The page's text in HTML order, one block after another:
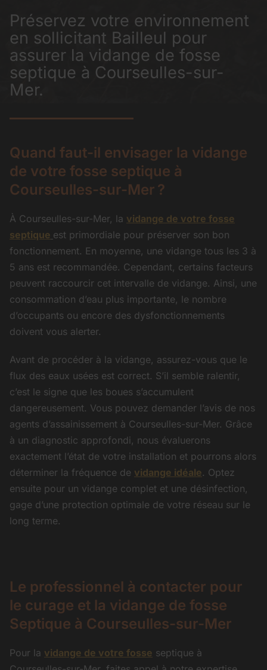
Préservez votre environnement
en sollicitant Bailleul pour
assurer la vidange de fosse
septique à Courseulles-sur-
Mer.
Quand faut-il envisager la vidange
de votre fosse septique à
Courseulles-sur-Mer ?
À Courseulles-sur-Mer, la vidange de votre fosse
septique est primordiale pour préserver son bon
fonctionnement. En moyenne, une vidange tous les 3 à
5 ans est recommandée. Cependant, certains facteurs
peuvent raccourcir cet intervalle de vidange. Ainsi, une
consommation d’eau plus importante, le nombre
d’occupants ou encore des dysfonctionnements
doivent vous alerter.
Avant de procéder à la vidange, assurez-vous que le
flux des eaux usées est correct. S’il semble ralentir,
c’est le signe que les boues s’accumulent
dangereusement. Vous pouvez demander l’avis de nos
agents d’assainissement à Courseulles-sur-Mer. Grâce
à un diagnostic approfondi, nous évaluerons
exactement l’état de votre installation et pourrons alors
déterminer la fréquence de vidange idéale. Optez
ensuite pour un vidange complet et une désinfection,
gage d’une protection optimale de votre réseau sur le
long terme.
Le professionnel à contacter pour
le curage et la vidange de fosse
Septique à Courseulles-sur-Mer
Pour la vidange de votre fosse septique à